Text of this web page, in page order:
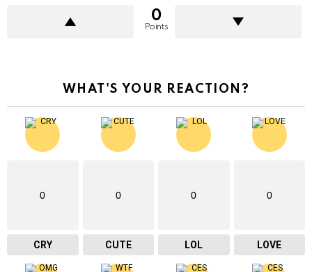
0
Points
WHAT'S YOUR REACTION?
0
CRY
0
CUTE
0
LOL
0
LOVE